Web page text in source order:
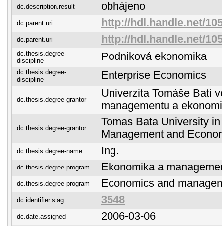
dc.description.result obhájeno
dc.parent.uri http://hdl.handle.net/
dc.parent.uri http://hdl.handle.net/
dc.thesis.degree-
discipline
Podniková ekonomika
dc.thesis.degree-
discipline
Enterprise Economics
dc.thesis.degree-grantor
Univerzita Tomáše Bati
managementu a
dc.thesis.degree-grantor
Tomas Bata University
Management and
dc.thesis.degree-name Ing.
dc.thesis.degree-program Ekonomika a
dc.thesis.degree-program Economics and
dc.identifier.stag 3548
dc.date.assigned 2006-03-06